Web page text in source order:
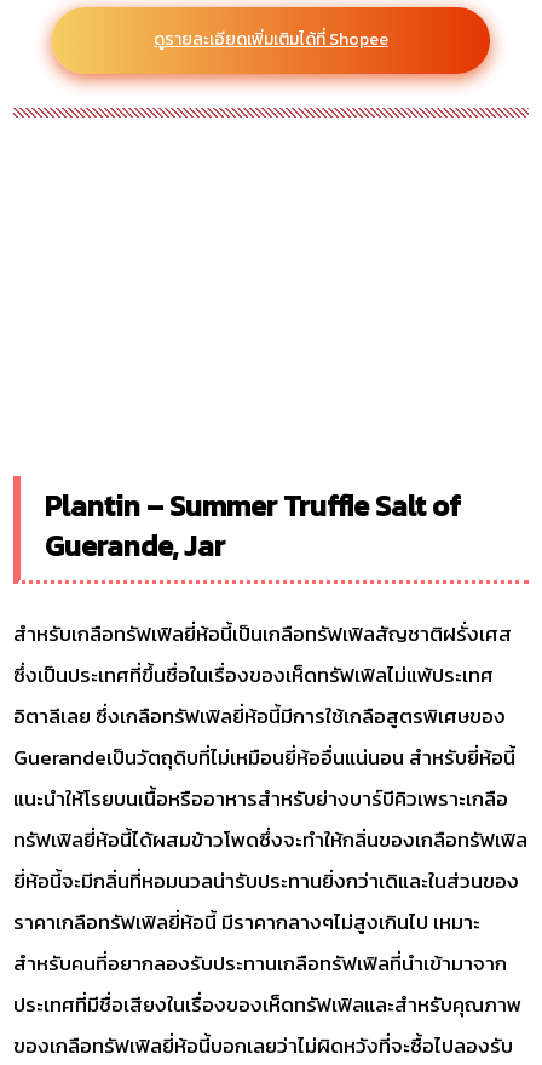
ดูรายละเอียดเพิ่มเติมได้ที่ Shopee
Plantin – Summer Truffle Salt of
Guerande, Jar
สำหรับเกลือทรัฟเฟิลยี่ห้อนี้เป็นเกลือทรัฟเฟิลสัญชาติฝรั่งเศส
ซึ่งเป็นประเทศที่ขึ้นชื่อในเรื่องของเห็ดทรัฟเฟิลไม่แพ้ประเทศ
อิตาลีเลย ซึ่งเกลือทรัฟเฟิลยี่ห้อนี้มีการใช้เกลือสูตรพิเศษของ
Guerandeเป็นวัตถุดิบที่ไม่เหมือนยี่ห้ออื่นแน่นอน สำหรับยี่ห้อนี้
แนะนำให้โรยบนเนื้อหรืออาหารสำหรับย่างบาร์บีคิวเพราะเกลือ
ทรัฟเฟิลยี่ห้อนี้ได้ผสมข้าวโพดซึ่งจะทำให้กลิ่นของเกลือทรัฟเฟิล
ยี่ห้อนี้จะมีกลิ่นที่หอมนวลน่ารับประทานยิ่งกว่าเดิและในส่วนของ
ราคาเกลือทรัฟเฟิลยี่ห้อนี้ มีราคากลางๆไม่สูงเกินไป เหมาะ
สำหรับคนที่อยากลองรับประทานเกลือทรัฟเฟิลที่นำเข้ามาจาก
ประเทศที่มีชื่อเสียงในเรื่องของเห็ดทรัฟเฟิลและสำหรับคุณภาพ
ของเกลือทรัฟเฟิลยี่ห้อนี้บอกเลยว่าไม่ผิดหวังที่จะซื้อไปลองรับ